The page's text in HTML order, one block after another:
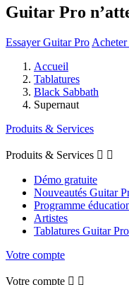
Guitar Pro
Essayer Guitar Pro
Accueil
Tablatures
Black Sabbath
Supernaut
Produits & Services
Produits & Services  
Démo gratuite
Nouveautés Guitar
Programme
Artistes
Tablatures Guitar Pro
Votre compte
Votre compte  